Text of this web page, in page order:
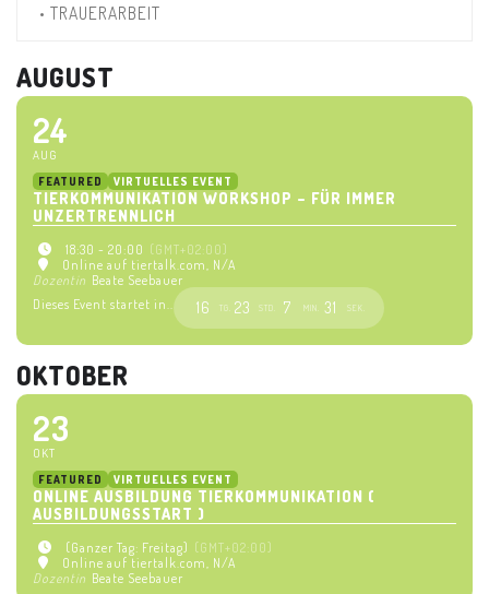
• TRAUERARBEIT
AUGUST
24
AUG
FEATURED VIRTUELLES EVENT
TIERKOMMUNIKATION WORKSHOP – FÜR IMMER
UNZERTRENNLICH
18:30 - 20:00 (GMT+02:00)
Online auf tiertalk.com , N/A
Dozentin Beate Seebauer
Dieses Event startet in..
16 TG. 23 STD. 7 MIN. 31 SEK.
OKTOBER
23
OKT
FEATURED VIRTUELLES EVENT
ONLINE AUSBILDUNG TIERKOMMUNIKATION (
AUSBILDUNGSSTART )
(Ganzer Tag: Freitag) (GMT+02:00)
Online auf tiertalk.com , N/A
Dozentin Beate Seebauer